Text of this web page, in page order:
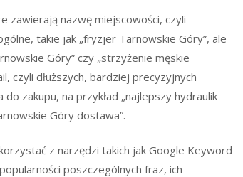
zawierają nazwę miejscowości, czyli
takie jak „fryzjer Tarnowskie Góry”, ale
Góry” czy „strzyżenie męskie
czyli dłuższych, bardziej precyzyjnych
zakupu, na przykład „najlepszy hydraulik
Góry dostawa”.
z narzędzi takich jak Google Keyword
poszczególnych fraz, ich